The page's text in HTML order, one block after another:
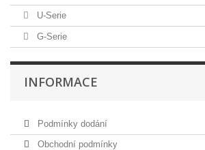
U-Serie
G-Serie
INFORMACE
Podmínky dodání
Obchodní podmínky